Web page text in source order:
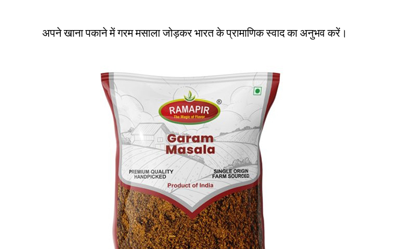
अपने खाना पकाने में गरम मसाला जोड़कर भारत के प्रामाणिक स्वाद का अनुभव करें।